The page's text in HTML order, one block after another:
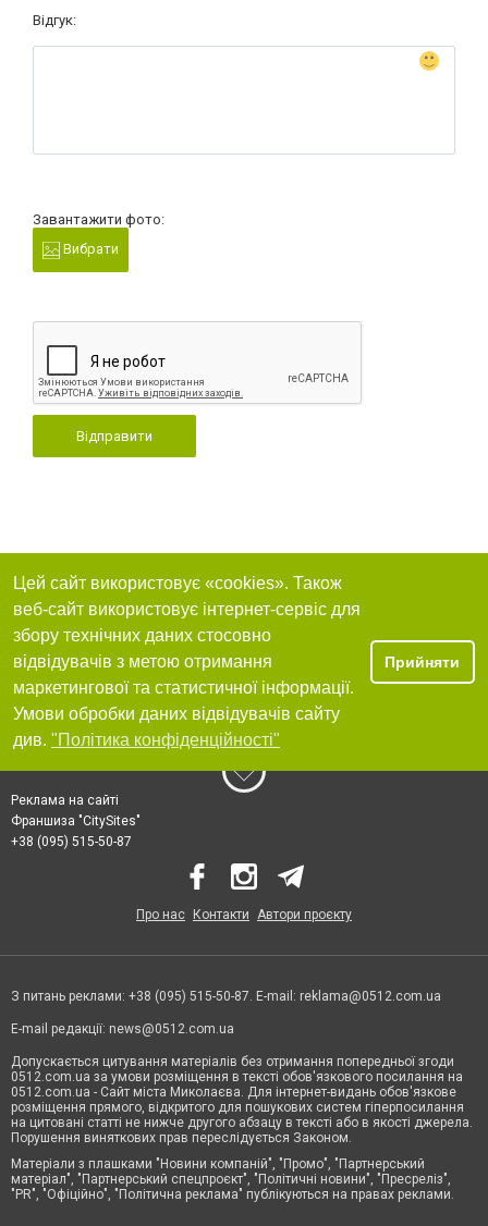
Відгук:
Завантажити фото:
Вибрати
Відправити
Цей сайт використовує «cookies». Також
веб-сайт використовує інтернет-сервіс для
збору технічних даних стосовно
відвідувачів з метою отримання
маркетингової та статистичної інформації.
Умови обробки даних відвідувачів сайту
див. "Політика конфіденційності"
Прийняти
Реклама на сайті
Франшиза "CitySites"
+38 (095) 515-50-87
Про нас Контакти Автори проєкту
З питань реклами: +38 (095) 515-50-87. E-mail: reklama@0512.com.ua
E-mail редакції: news@0512.com.ua
Допускається цитування матеріалів без отримання попередньої згоди
0512.com.ua за умови розміщення в тексті обов'язкового посилання на
0512.com.ua - Сайт міста Миколаєва. Для інтернет-видань обов'язкове
розміщення прямого, відкритого для пошукових систем гіперпосилання
на цитовані статті не нижче другого абзацу в тексті або в якості джерела.
Порушення виняткових прав переслідується Законом.
Матеріали з плашками "Новини компаній", "Промо", "Партнерський
матеріал", "Партнерський спецпроєкт", "Політичні новини", "Пресреліз",
"PR", "Офіційно", "Політична реклама" публікуються на правах реклами.